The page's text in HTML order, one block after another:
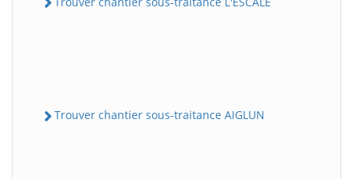
Trouver chantier sous-traitance AIGLUN